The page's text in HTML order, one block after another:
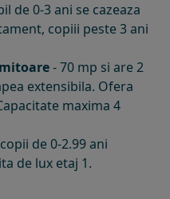
de 0-3 ani se cazeaza
copiii peste 3 ani
- 70 mp si are 2
extensibila. Ofera
maxima 4
de 0-2.99 ani
de lux etaj 1.